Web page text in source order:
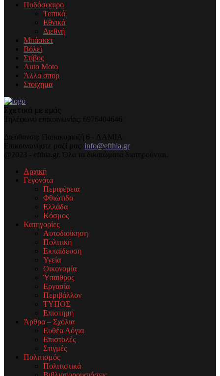
Ποδόσφαιρο
Τοπικά
Εθνικά
Διεθνή
Μπάσκετ
Βόλεϊ
Στίβος
Auto Moto
Άλλα σπορ
Στοίχημα
Σχετικά με εμάς
Τηλέφωνo επικοινωνίας: 6976404646
Διεύθυνση: Παπακυριαζή 6 - ΛΑΜΙΑ
Επικοινωνήστε μαζί μας: info@efthia.gr
@2023 - efthia.gr. Όλα τα δικαιώματα διατηρούνται.
Αρχική
Γεγονότα
Περιφέρεια
Φθιώτιδα
Ελλάδα
Κόσμος
Κατηγορίες
Αυτοδιοίκηση
Πολιτική
Εκπαίδευση
Υγεία
Οικονομία
Ύπαιθρος
Εργασία
Περιβάλλον
ΤΥΠΟΣ
Επιστημη
Άρθρα – Σχόλια
Ευθέα Λόγια
Επιστολές
Στιγμές
Πολιτισμός
Πολιτιστικά